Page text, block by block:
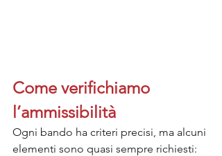
Come verifichiamo
l’ammissibilità
Ogni bando ha criteri precisi, ma alcuni
elementi sono quasi sempre richiesti: